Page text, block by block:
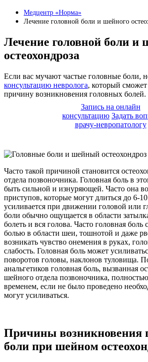
Медцентр «Норма»
Лечение головной боли и шейного
Лечение головной боли и
остеохондроза
Если вас мучают частые головные боли,
консультацию невролога, который
причину возникновения головных болей.
Запись на онлайн
консультацию Задать
врачу-невропатологу
Часто такой причиной становится
отдела позвоночника. Головная боль в
быть сильной и изнуряющей. Часто она
приступов, которые могут длиться до 6-
усиливается при движении головой или
боли обычно ощущается в области
болеть и вся голова. Часто головная боль
болью в области шеи, тошнотой и даже
возникать чувство онемения в руках,
слабость. Головная боль может
поворотов головы, наклонов туловища.
анальгетиков головная боль, вызванная
шейного отдела позвоночника,
временем, если не было проведено
могут усиливаться.
Причины возникновения
боли при шейном